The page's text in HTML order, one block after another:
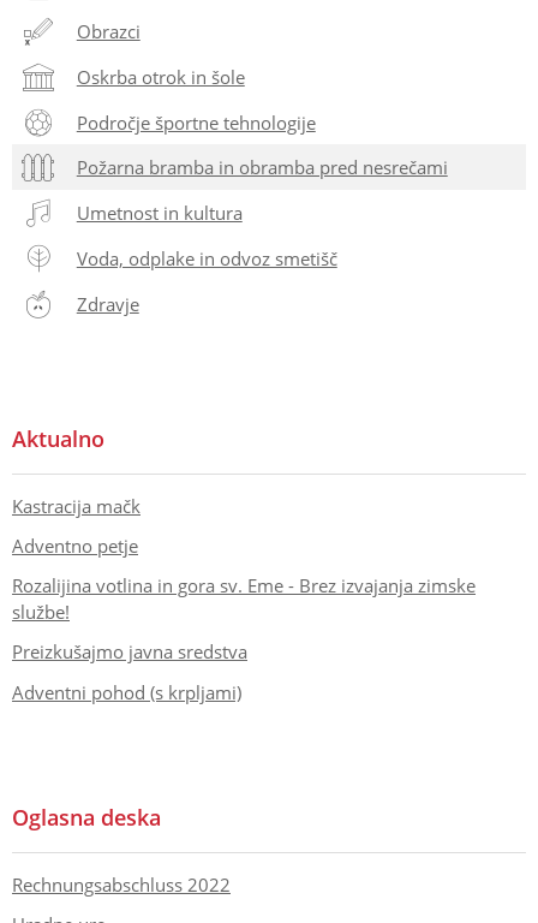
Obrazci
Oskrba otrok in šole
Področje športne tehnologije
Požarna bramba in obramba pred nesrečami
Umetnost in kultura
Voda, odplake in odvoz smetišč
Zdravje
Aktualno
Kastracija mačk
Adventno petje
Rozalijina votlina in gora sv. Eme - Brez izvajanja zimske
službe!
Preizkušajmo javna sredstva
Adventni pohod (s krpljami)
Oglasna deska
Rechnungsabschluss 2022